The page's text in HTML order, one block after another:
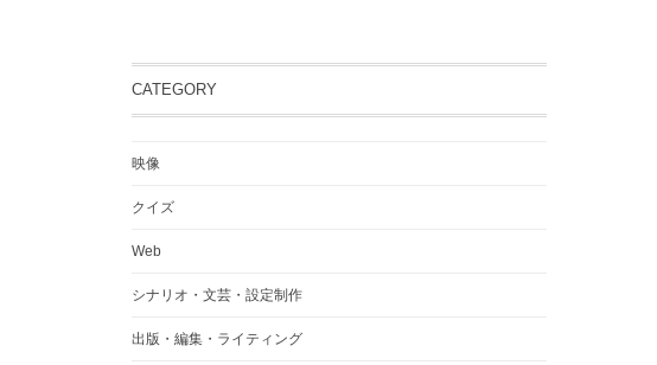
CATEGORY
映像
クイズ
Web
シナリオ・文芸・設定制作
出版・編集・ライティング